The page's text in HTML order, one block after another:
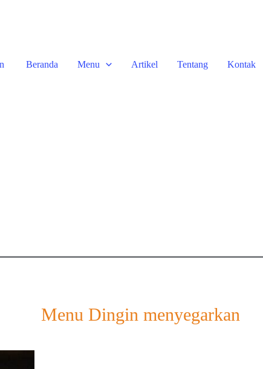
Beranda Menu Artikel Tentang Kontak
Menu Dingin menyegarkan